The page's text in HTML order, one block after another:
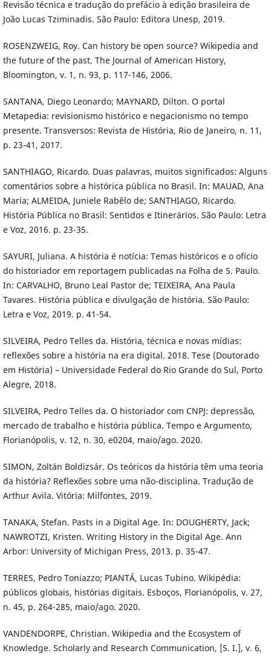
Revisão técnica e tradução do prefácio à edição brasileira de
João Lucas Tziminadis. São Paulo: Editora Unesp, 2019.
ROSENZWEIG, Roy. Can history be open source? Wikipedia and
the future of the past. The Journal of American History,
Bloomington, v. 1, n. 93, p. 117-146, 2006.
SANTANA, Diego Leonardo; MAYNARD, Dilton. O portal
Metapedia: revisionismo histórico e negacionismo no tempo
presente. Transversos: Revista de História, Rio de Janeiro, n. 11,
p. 23-41, 2017.
SANTHIAGO, Ricardo. Duas palavras, muitos significados: Alguns
comentários sobre a histórica pública no Brasil. In: MAUAD, Ana
Maria; ALMEIDA, Juniele Rabêlo de; SANTHIAGO, Ricardo.
História Pública no Brasil: Sentidos e Itinerários. São Paulo: Letra
e Voz, 2016. p. 23-35.
SAYURI, Juliana. A história é notícia: Temas históricos e o ofício
do historiador em reportagem publicadas na Folha de S. Paulo.
In: CARVALHO, Bruno Leal Pastor de; TEIXEIRA, Ana Paula
Tavares. História pública e divulgação de história. São Paulo:
Letra e Voz, 2019. p. 41-54.
SILVEIRA, Pedro Telles da. História, técnica e novas mídias:
reflexões sobre a história na era digital. 2018. Tese (Doutorado
em História) – Universidade Federal do Rio Grande do Sul, Porto
Alegre, 2018.
SILVEIRA, Pedro Telles da. O historiador com CNPJ: depressão,
mercado de trabalho e história pública. Tempo e Argumento,
Florianópolis, v. 12, n. 30, e0204, maio/ago. 2020.
SIMON, Zoltán Boldizsár. Os teóricos da história têm uma teoria
da história? Reflexões sobre uma não-disciplina. Tradução de
Arthur Avila. Vitória: Milfontes, 2019.
TANAKA, Stefan. Pasts in a Digital Age. In: DOUGHERTY, Jack;
NAWROTZI, Kristen. Writing History in the Digital Age. Ann
Arbor: University of Michigan Press, 2013. p. 35-47.
TERRES, Pedro Toniazzo; PIANTÁ, Lucas Tubino. Wikipédia:
públicos globais, histórias digitais. Esboços, Florianópolis, v. 27,
n. 45, p. 264-285, maio/ago. 2020.
VANDENDORPE, Christian. Wikipedia and the Ecosystem of
Knowledge. Scholarly and Research Communication, [S. I.], v. 6,